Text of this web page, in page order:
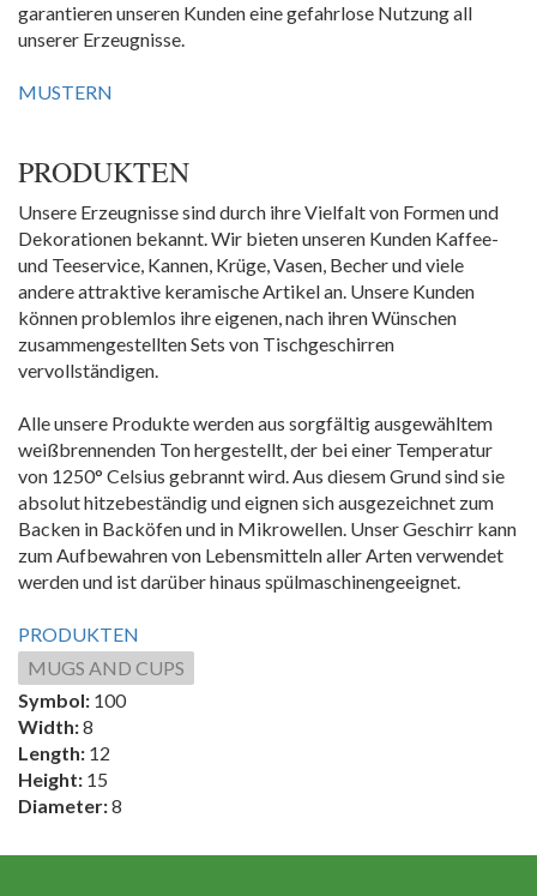
garantieren unseren Kunden eine gefahrlose Nutzung all
unserer Erzeugnisse.
MUSTERN
PRODUKTEN
Unsere Erzeugnisse sind durch ihre Vielfalt von Formen und
Dekorationen bekannt. Wir bieten unseren Kunden Kaffee-
und Teeservice, Kannen, Krüge, Vasen, Becher und viele
andere attraktive keramische Artikel an. Unsere Kunden
können problemlos ihre eigenen, nach ihren Wünschen
zusammengestellten Sets von Tischgeschirren
vervollständigen.
Alle unsere Produkte werden aus sorgfältig ausgewähltem
weißbrennenden Ton hergestellt, der bei einer Temperatur
von 1250° Celsius gebrannt wird. Aus diesem Grund sind sie
absolut hitzebeständig und eignen sich ausgezeichnet zum
Backen in Backöfen und in Mikrowellen. Unser Geschirr kann
zum Aufbewahren von Lebensmitteln aller Arten verwendet
werden und ist darüber hinaus spülmaschinengeeignet.
PRODUKTEN
MUGS AND CUPS
Symbol: 100
Width:8
Length: 12
Height: 15
Diameter:8